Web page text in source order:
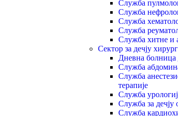
Служба
Служба
Служба
Служба
Служба хитне и
Сектор за дечју
Дневна болница
Служба
Служба
терапије
Служба
Служба за дечју
Служба